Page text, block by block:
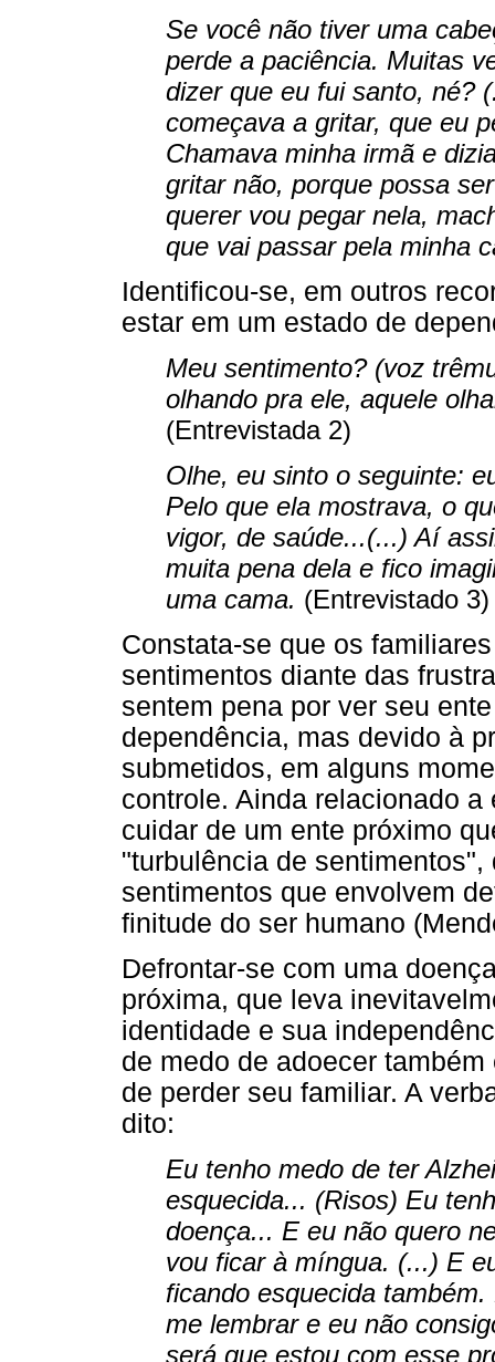
Se você não tiver uma
perde a paciência. Muitas
dizer que eu fui santo, né?
começava a gritar, que eu
Chamava minha irmã e
gritar não, porque possa
querer vou pegar nela,
que vai passar pela minha
Identificou-se, em outros
estar em um estado de
Meu sentimento? (voz
olhando pra ele, aquele
(Entrevistada 2)
Olhe, eu sinto o seguinte:
Pelo que ela mostrava, o
vigor, de saúde...(...) Aí
muita pena dela e fico
uma cama. (Entrevistado 3)
Constata-se que os
sentimentos diante das
sentem pena por ver seu
dependência, mas devido à
submetidos, em alguns
controle. Ainda relacionado
cuidar de um ente próximo
"turbulência de
sentimentos que envolvem
finitude do ser humano
Defrontar-se com uma
próxima, que leva
identidade e sua
de medo de adoecer
de perder seu familiar. A
dito:
Eu tenho medo de ter
esquecida... (Risos) Eu
doença... E eu não quero
vou ficar à míngua. (...) E
ficando esquecida
me lembrar e eu não
será que estou com esse